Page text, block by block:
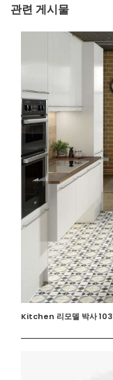
관련 게시물
Kitchen 리모델 박사 103